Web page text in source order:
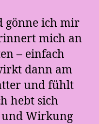
gönne ich mir
mich an
– einfach
dann am
und fühlt
hebt sich
und Wirkung